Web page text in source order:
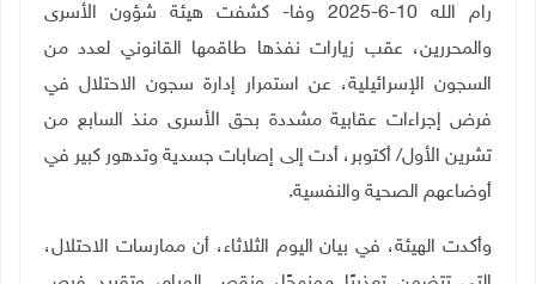
رام الله 10-6-2025 وفا- كشفت هيئة شؤون الأسرى
والمحررين، عقب زيارات نفذها طاقمها القانوني لعدد من
السجون الإسرائيلية، عن استمرار إدارة سجون الاحتلال في
فرض إجراءات عقابية مشددة بحق الأسرى منذ السابع من
تشرين الأول/ أكتوبر، أدت إلى إصابات جسدية وتدهور كبير في
أوضاعهم الصحية والنفسية.
وأكدت الهيئة، في بيان اليوم الثلاثاء، أن ممارسات الاحتلال،